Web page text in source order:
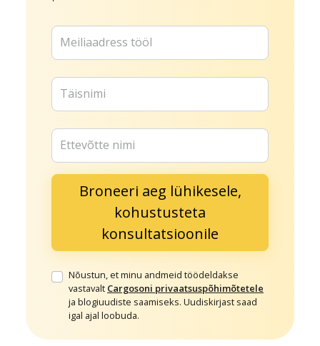
Meiliaadress tööl
Täisnimi
Ettevõtte nimi
Nõustun, et minu andmeid töödeldakse
vastavalt Cargosoni privaatsuspõhimõtetele
ja blogiuudiste saamiseks. Uudiskirjast saad
igal ajal loobuda.